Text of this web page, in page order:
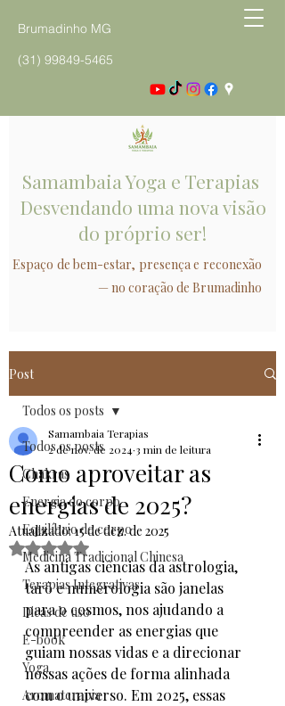
Brumadinho MG
(31) 99849-5465
Samambaia Yoga e Terapias
Desvendando uma nova visão
do próprio ser!
Espaço de bem-estar, presença e reconexão
— no coração de Brumadinho
Post
Todos os posts
Chakras
Energia do corpo
Equilíbrio do corpo
Medicina Tradicional Chinesa
Terapias Integrativas
Dicas de uso
E-book
Yoga
Aromaterapia
Todos os posts
Como aproveitar as
energias de 2025?
Samambaia Terapias
2 de nov. de 2024 3 min de leitura
Atualizado:15 de dez. de 2025
Avaliado com NaN de 5 estrelas.
As antigas ciências da astrologia,
tarô e numerologia são janelas
para o cosmos, nos ajudando a
compreender as energias que
guiam nossas vidas e a direcionar
nossas ações de forma alinhada
com o universo. Em 2025, essas